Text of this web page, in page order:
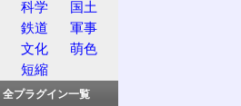
科学
国土
鉄道
軍事
文化
萌色
短縮
全プラグイン一覧